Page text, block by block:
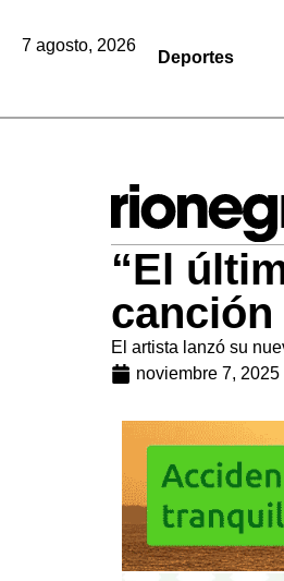
7 agosto, 2026
Deportes
“El
El artista lanzó su
noviembre 7, 2025